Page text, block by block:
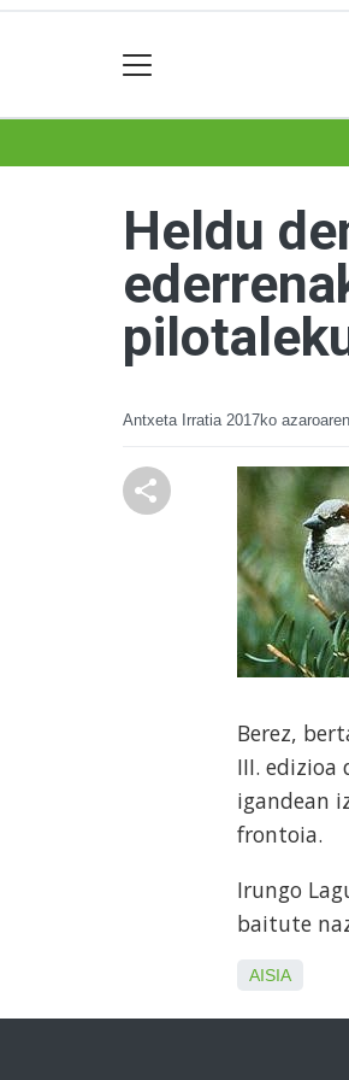
Heldu
Antxeta Irratia 2017ko
Berez,
III.
igandean
frontoia.
Irungo
baitute
AISIA